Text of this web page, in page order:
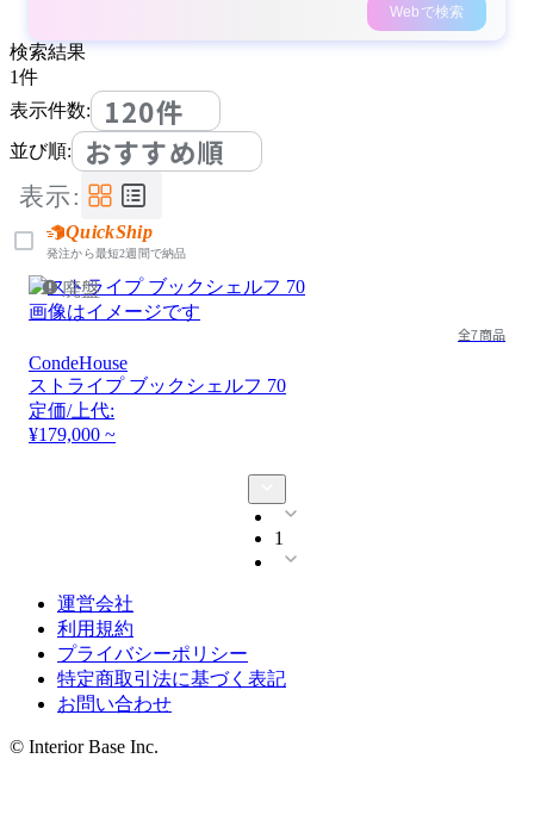
Webで検索
検索結果
1件
表示件数:
120件
並び順: おすすめ順
表示:
QuickShip
発注から最短2週間で納品
廃盤
画像はイメージです
全7商品
CondeHouse
ストライプ ブックシェルフ 70
定価/上代:
¥179,000 ~
1
運営会社
利用規約
プライバシーポリシー
特定商取引法に基づく表記
お問い合わせ
© Interior Base Inc.